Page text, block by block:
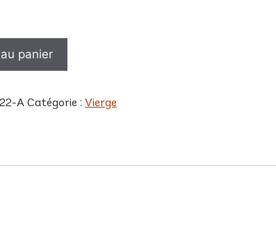
panier
A Catégorie :Vierge